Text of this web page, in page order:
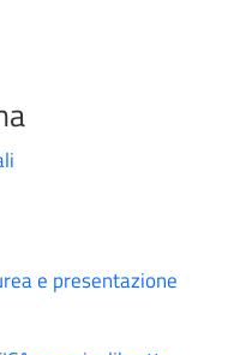
e presentazione